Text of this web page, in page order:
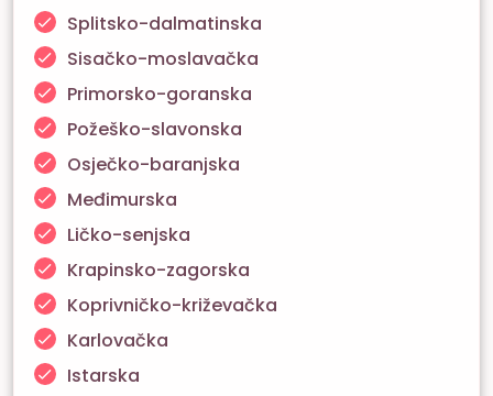
Splitsko-dalmatinska
Sisačko-moslavačka
Primorsko-goranska
Požeško-slavonska
Osječko-baranjska
Međimurska
Ličko-senjska
Krapinsko-zagorska
Koprivničko-križevačka
Karlovačka
Istarska